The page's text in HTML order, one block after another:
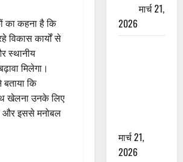
का कहना है कि
विकास कार्यों से
स्थानीय
मिलेगा।
बताया कि
खेलना उनके लिए
और इससे मनोबल
मार्च 21,
2026
मार्च 21,
2026